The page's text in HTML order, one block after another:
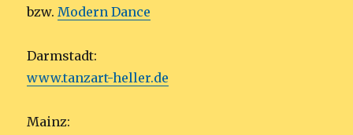
bzw.Modern Dance
Darmstadt:
www.tanzart-heller.de
Mainz: